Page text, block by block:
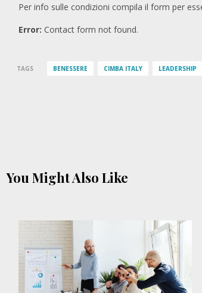
Per info sulle condizioni compila il form per
Error: Contact form not found.
TAGS BENESSERE CIMBA ITALY LEADERSHIP
You Might Also Like